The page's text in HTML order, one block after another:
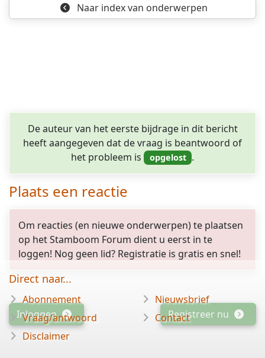
Naar indexvan onderwerpen
De auteur van het eerste bijdrage in dit bericht
heeft aangegeven dat de vraag is beantwoord of
het probleem is
.
Plaats een reactie
Om reacties (en nieuwe onderwerpen) te plaatsen
op het Stamboom Forum dient u eerst in te
loggen! Nog geen lid? Registratie is gratis en snel!
Inloggen Registreer nu
Direct naar...
Abonnement
Vraag/antwoord
Disclaimer
Nieuwsbrief
Contact